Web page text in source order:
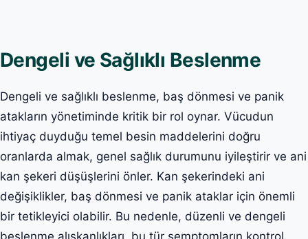
Dengeli ve Sağlıklı Beslenme
Dengeli ve sağlıklı beslenme, baş dönmesi ve panik
atakların yönetiminde kritik bir rol oynar. Vücudun
ihtiyaç duyduğu temel besin maddelerini doğru
oranlarda almak, genel sağlık durumunu iyileştirir ve ani
kan şekeri düşüşlerini önler. Kan şekerindeki ani
değişiklikler, baş dönmesi ve panik ataklar için önemli
bir tetikleyici olabilir. Bu nedenle, düzenli ve dengeli